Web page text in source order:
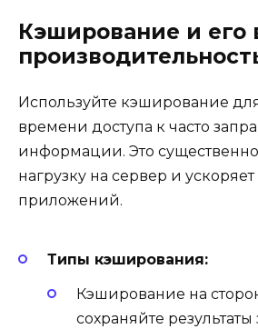
Кэширование и его
Используйте кэширование
времени доступа к часто
информации. Это
нагрузку на сервер и ускоряет
приложений.
Типы кэширования:
Кэширование на
сохраняйте результаты